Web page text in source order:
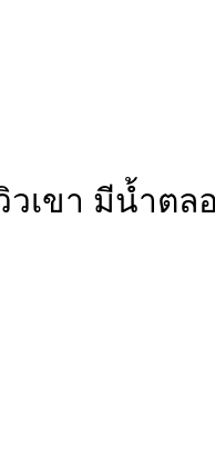
เขา มีน้ำต